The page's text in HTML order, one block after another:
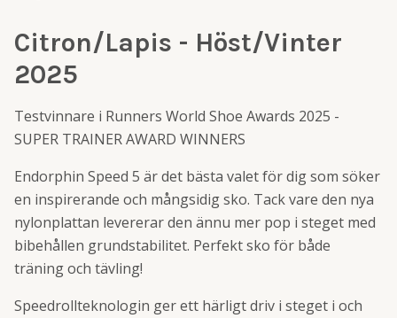
Citron/Lapis - Höst/Vinter
2025
Testvinnare i Runners World Shoe Awards 2025 -
SUPER TRAINER AWARD WINNERS
Endorphin Speed 5 är det bästa valet för dig som söker
en inspirerande och mångsidig sko. Tack vare den nya
nylonplattan levererar den ännu mer pop i steget med
bibehållen grundstabilitet. Perfekt sko för både
träning och tävling!
Speedrollteknologin ger ett härligt driv i steget i och